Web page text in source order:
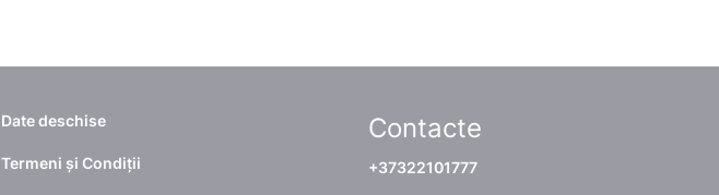
Date deschise
Termeni și Condiții
Contacte
+37322101777